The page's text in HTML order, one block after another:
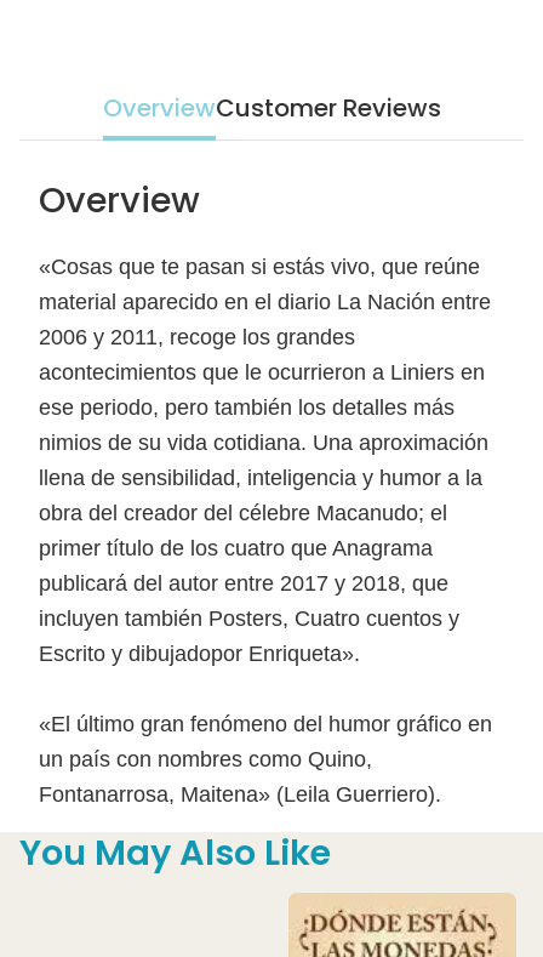
OverviewCustomer Reviews
Overview
«Cosas que te pasan si estás vivo, que reúne
material aparecido en el diario La Nación entre
2006 y 2011, recoge los grandes
acontecimientos que le ocurrieron a Liniers en
ese periodo, pero también los detalles más
nimios de su vida cotidiana. Una aproximación
llena de sensibilidad, inteligencia y humor a la
obra del creador del célebre Macanudo; el
primer título de los cuatro que Anagrama
publicará del autor entre 2017 y 2018, que
incluyen también Posters, Cuatro cuentos y
Escrito y dibujadopor Enriqueta».
«El último gran fenómeno del humor gráfico en
un país con nombres como Quino,
Fontanarrosa, Maitena» (Leila Guerriero).
You May Also Like